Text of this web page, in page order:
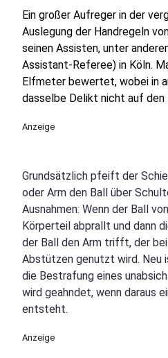
Ein großer Aufreger in der
Auslegung der Handregeln
seinen Assisten, unter
Assistant-Referee) in Köln.
Elfmeter bewertet, wobei in
dasselbe Delikt nicht auf
Anzeige
Grundsätzlich pfeift der
oder Arm den Ball über
Ausnahmen: Wenn der Ball
Körperteil abprallt und dann
der Ball den Arm trifft, der
Abstützen genutzt wird. Neu
die Bestrafung eines
wird geahndet, wenn daraus
entsteht.
Anzeige